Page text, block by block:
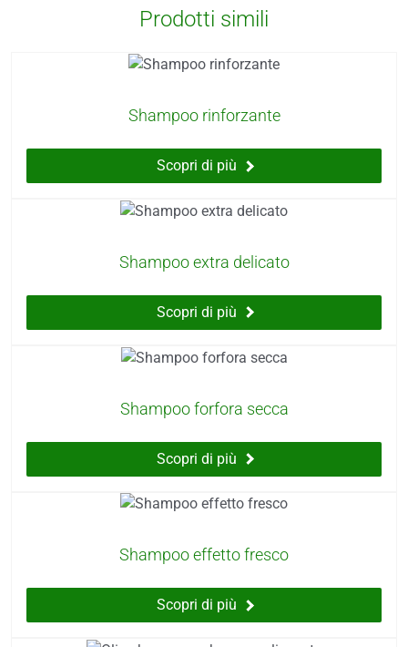
Prodotti simili
Shampoo rinforzante
Scopri di più
Shampoo extra delicato
Scopri di più
Shampoo forfora secca
Scopri di più
Shampoo effetto fresco
Scopri di più